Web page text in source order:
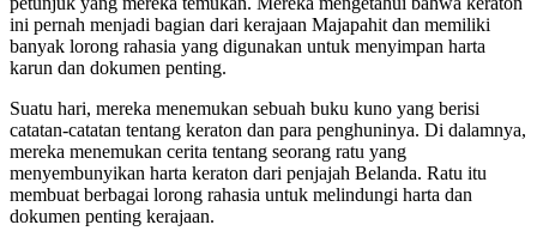
ini pernah menjadi bagian dari kerajaan Majapahit dan memiliki
banyak lorong rahasia yang digunakan untuk menyimpan harta
karun dan dokumen penting.
Suatu hari, mereka menemukan sebuah buku kuno yang berisi
catatan-catatan tentang keraton dan para penghuninya. Di dalamnya,
mereka menemukan cerita tentang seorang ratu yang
menyembunyikan harta keraton dari penjajah Belanda. Ratu itu
membuat berbagai lorong rahasia untuk melindungi harta dan
dokumen penting kerajaan.